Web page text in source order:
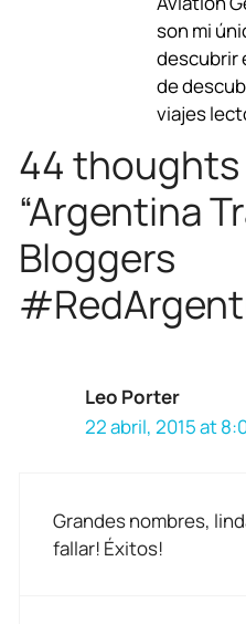
A
p
p
r
a
m
son mi
descubrir
de
viajes
44 thoughts
“Argentina
Bloggers
Leo Porter
22 abril, 2015 at
Grandes nombres,
fallar! Éxitos!